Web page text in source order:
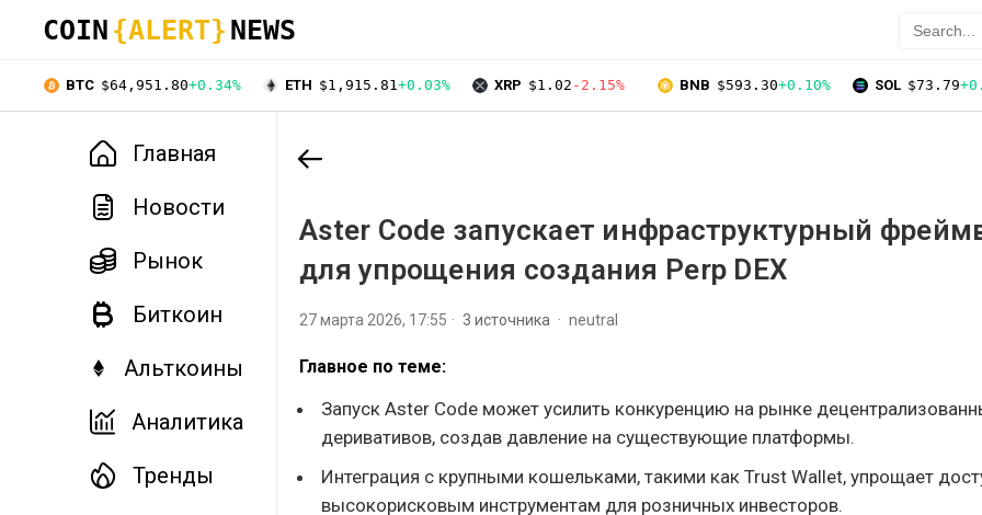
COIN {ALERT} NEWS
BTC $64,951.80+0.34% ETH $1,915.81+0.03% XRP $1.02 -2.15% BNB $593.30+0.10% SOL $73.79
Главная
Новости
Рынок
Биткоин
Альткоины
Аналитика
Тренды
Aster Code запускает инфраструктурный
для упрощения создания Perp DEX
27 марта 2026, 17:55 3 источника neutral
Главное по теме:
Запуск Aster Code может усилить конкуренцию на рынке
деривативов, создав давление на существующие платформы.
Интеграция с крупными кошельками, такими как Trust Wallet, упрощает
высокорисковым инструментам для розничных инвесторов.